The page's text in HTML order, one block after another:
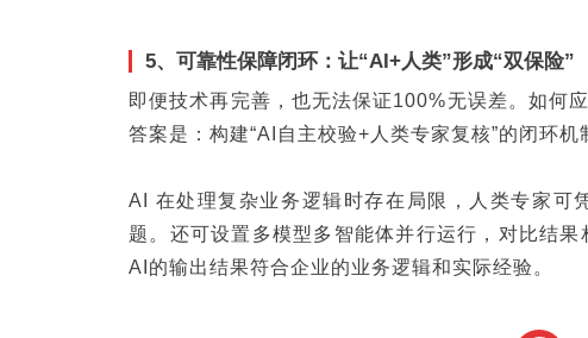
5、可靠性保障闭环：让“AI+人类”形成“双保险”
即便技术再完善，也无法保证100%无误差。如何
答案是：构建“AI自主校验+人类专家复核”的闭环机
AI 在处理复杂业务逻辑时存在局限，人类专家可
题。还可设置多模型多智能体并行运行，对比结
AI的输出结果符合企业的业务逻辑和实际经验。